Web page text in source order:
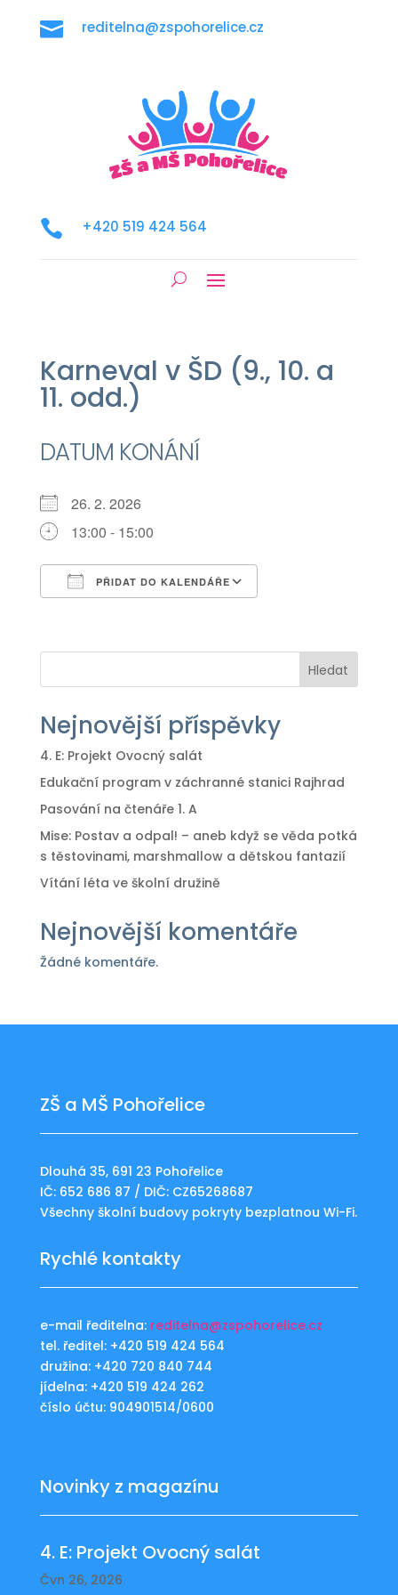
 reditelna@zspohorelice.cz
 +420 519 424 564
Karneval v ŠD (9., 10. a
11. odd.)
DATUM KONÁNÍ
26. 2. 2026
13:00 - 15:00
PŘIDAT DO KALENDÁŘE
Hledat
Nejnovější příspěvky
4. E: Projekt Ovocný salát
Edukační program v záchranné stanici Rajhrad
Pasování na čtenáře 1. A
Mise: Postav a odpal! – aneb když se věda potká
s těstovinami, marshmallow a dětskou fantazií
Vítání léta ve školní družině
Nejnovější komentáře
Žádné komentáře.
ZŠ a MŠ Pohořelice
Dlouhá 35, 691 23 Pohořelice
IČ: 652 686 87 / DIČ: CZ65268687
Všechny školní budovy pokryty bezplatnou Wi-Fi.
Rychlé kontakty
e-mail ředitelna: reditelna@zspohorelice.cz
tel. ředitel: +420 519 424 564
družina: +420 720 840 744
jídelna: +420 519 424 262
číslo účtu: 904901514/0600
Novinky z magazínu
4. E: Projekt Ovocný salát
Čvn 26, 2026